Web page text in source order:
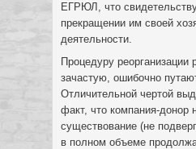
ЕГРЮЛ, что
прекращении им своей
деятельности.
Процедуру реорганизации
зачастую, ошибочно
Отличительной чертой
факт, что компания-донор
существование (не
в полном объеме